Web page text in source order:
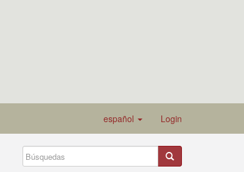
español Login